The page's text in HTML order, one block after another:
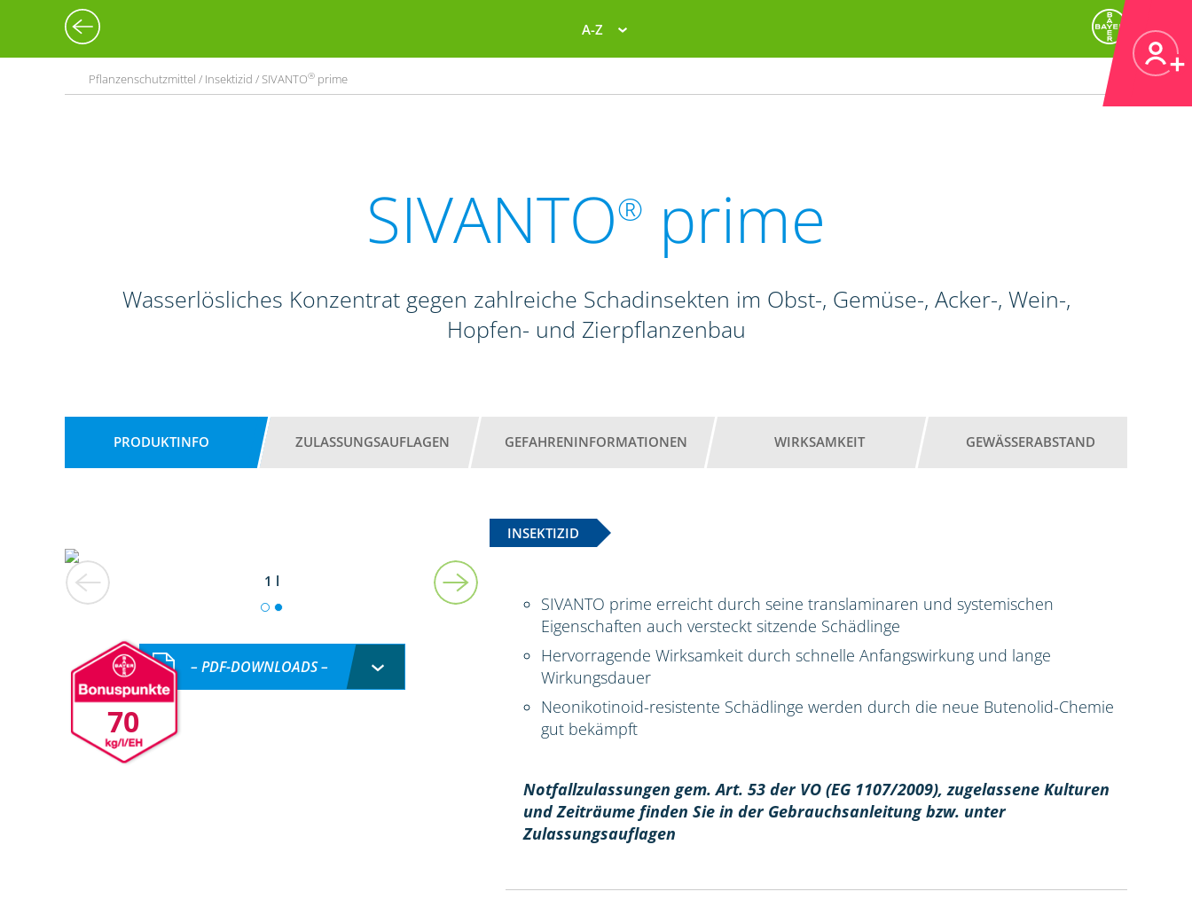
A-Z
Pflanzenschutzmittel / Insektizid / SIVANTO® prime
SIVANTO® prime
Wasserlösliches Konzentrat gegen zahlreiche Schadinsekten im Obst-, Gemüse-, Acker-, Wein-,
Hopfen- und Zierpflanzenbau
PRODUKTINFO ZULASSUNGSAUFLAGEN GEFAHRENINFORMATIONEN WIRKSAMKEIT GEWÄSSERABSTAND
INSEKTIZID
1 l
70
– PDF-DOWNLOADS –
SIVANTO prime erreicht durch seine translaminaren und systemischen
Eigenschaften auch versteckt sitzende Schädlinge
Hervorragende Wirksamkeit durch schnelle Anfangswirkung und lange
Wirkungsdauer
Neonikotinoid-resistente Schädlinge werden durch die neue Butenolid-Chemie
gut bekämpft
Notfallzulassungen gem. Art. 53 der VO (EG 1107/2009), zugelassene Kulturen
und Zeiträume finden Sie in der Gebrauchsanleitung bzw. unter
Zulassungsauflagen